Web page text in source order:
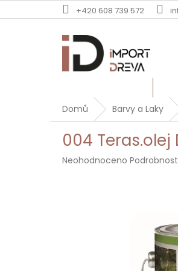
na
+420 608 739 572
Domů Barvy a Laky
004 Teras.olej
Průměrné
Neohodnoceno